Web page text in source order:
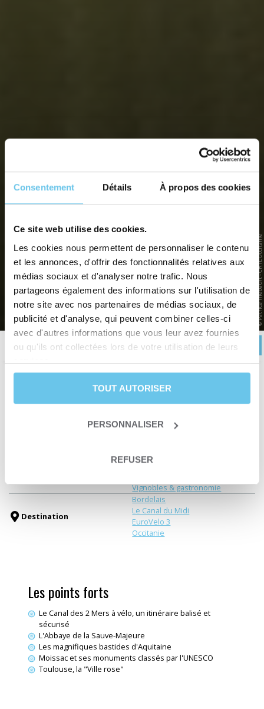
Consentement Détails À propos des cookies
Ce site web utilise des cookies.
Les cookies nous permettent de personnaliser le contenu
et les annonces, d'offrir des fonctionnalités relatives aux
médias sociaux et d'analyser notre trafic. Nous
partageons également des informations sur l'utilisation de
notre site avec nos partenaires de médias sociaux, de
publicité et d'analyse, qui peuvent combiner celles-ci
avec d'autres informations que vous leur avez fournies
ou qu'ils ont collectées lors de votre utilisation de leurs
services.
TOUT AUTORISER
PERSONNALISER
REFUSER
LE CANAL DE GARONNE, DE
BORDEAUX À TOULOUSE
Un voyage à vélo sur l'itinéraire du Canal des 2 Mers © Patrice Thebault - CRTL Occitanie
Accueil>Voyages à vélo en France et en Europe>France > Bordelais >Le Canal de Garonne, de
Bordeaux à Toulouse
Description Itinéraire Avis Infos pratiques RÉSERVER
Du 01 avril au 31 octobre
Canaux & voies-vertes à vélo
Vignobles & gastronomie
Destination
Bordelais
Le Canal du Midi
EuroVelo 3
Occitanie
Les points forts
Le Canal des 2 Mers à vélo, un itinéraire balisé et
sécurisé
L'Abbaye de la Sauve-Majeure
Les magnifiques bastides d'Aquitaine
Moissac et ses monuments classés par l'UNESCO
Toulouse, la "Ville rose"